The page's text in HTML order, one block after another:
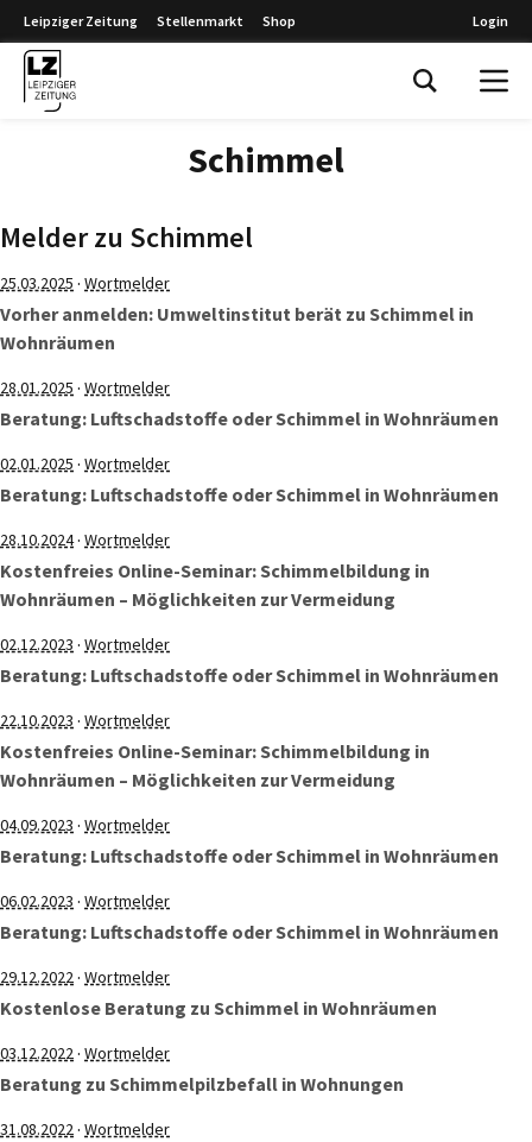
Leipziger Zeitung Stellenmarkt Shop Login
Schimmel
Melder zu Schimmel
25.03.2025 · Wortmelder
Vorher anmelden: Umweltinstitut berät zu Schimmel in
Wohnräumen
28.01.2025 · Wortmelder
Beratung: Luftschadstoffe oder Schimmel in Wohnräumen
02.01.2025 · Wortmelder
Beratung: Luftschadstoffe oder Schimmel in Wohnräumen
28.10.2024· Wortmelder
Kostenfreies Online-Seminar: Schimmelbildung in
Wohnräumen – Möglichkeiten zur Vermeidung
02.12.2023 · Wortmelder
Beratung: Luftschadstoffe oder Schimmel in Wohnräumen
22.10.2023 · Wortmelder
Kostenfreies Online-Seminar: Schimmelbildung in
Wohnräumen – Möglichkeiten zur Vermeidung
04.09.2023 · Wortmelder
Beratung: Luftschadstoffe oder Schimmel in Wohnräumen
06.02.2023 · Wortmelder
Beratung: Luftschadstoffe oder Schimmel in Wohnräumen
29.12.2022· Wortmelder
Kostenlose Beratung zu Schimmel in Wohnräumen
03.12.2022· Wortmelder
Beratung zu Schimmelpilzbefall in Wohnungen
31.08.2022· Wortmelder